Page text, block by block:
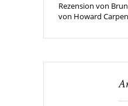
Rezension von
von Howard